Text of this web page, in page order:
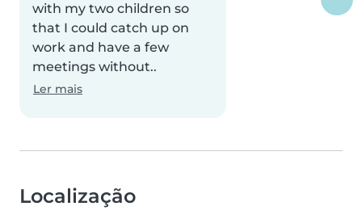
with my two children so
that I could catch up on
work and have a few
meetings without..
Ler mais
Localização